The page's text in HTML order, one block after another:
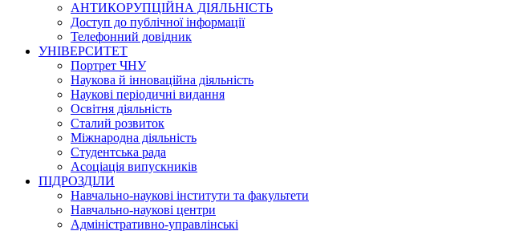
АНТИКОРУПЦІЙНА ДІЯЛЬНІСТЬ
Доступ до публічної інформації
Телефонний довідник
УНІВЕРСИТЕТ
Портрет ЧНУ
Наукова й інноваційна діяльність
Наукові періодичні видання
Освітня діяльність
Сталий розвиток
Міжнародна діяльність
Студентська рада
Асоціація випускників
ПІДРОЗДІЛИ
Навчально-наукові інститути та факультети
Навчально-наукові центри
Адміністративно-управлінські